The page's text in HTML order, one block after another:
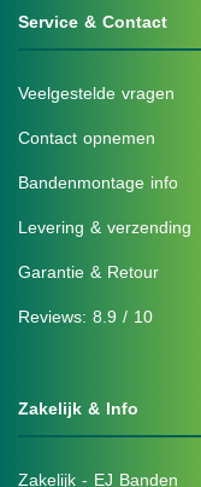
Service & Contact
Veelgestelde vragen
Contact opnemen
Bandenmontage info
Levering & verzending
Garantie & Retour
Reviews: 8.9 / 10
Zakelijk & Info
Zakelijk - EJ Banden